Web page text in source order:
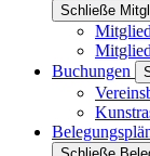
Schließe
Buchungen
Schließe